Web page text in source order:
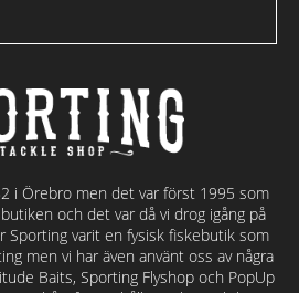
i Örebro men det var först 1995 som
och det var då vi drog igång på
Sporting varit en fysisk fiskebutik som
men vi har även använt oss av några
Baits, Sporting Flyshop och PopUp